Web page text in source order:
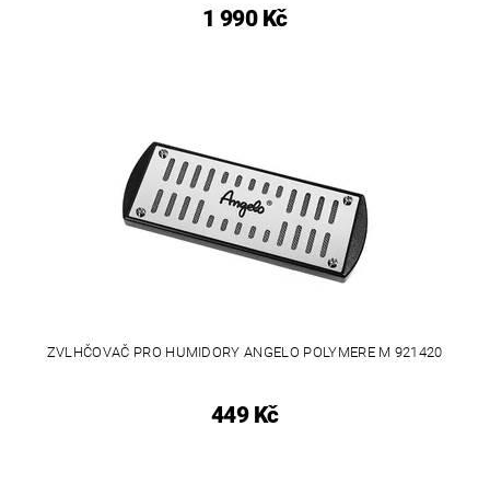
1 990 Kč
ZVLHČOVAČ PRO HUMIDORY ANGELO POLYMERE M 921420
449 Kč